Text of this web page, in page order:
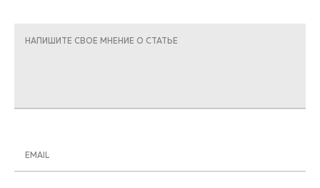
НАПИШИТЕ СВОЕ МНЕНИЕ О СТАТЬЕ
EMAIL